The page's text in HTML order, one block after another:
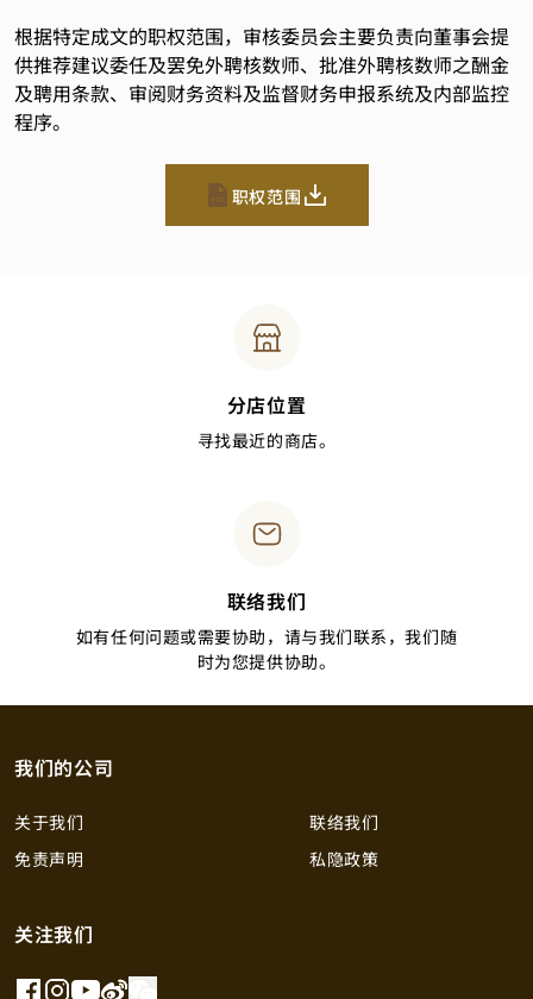
根据特定成文的职权范围，审核委员会主要负责向董事会提
供推荐建议委任及罢免外聘核数师、批准外聘核数师之酬金
及聘用条款、审阅财务资料及监督财务申报系统及内部监控
程序。
职权范围
分店位置
寻找最近的商店。
联络我们
如有任何问题或需要协助，请与我们联系，我们随
时为您提供协助。
我们的公司
关于我们
联络我们
免责声明
私隐政策
关注我们